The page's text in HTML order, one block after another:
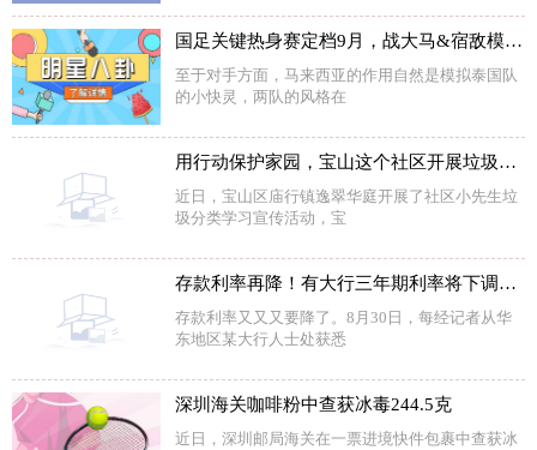
国足关键热身赛定档9月，战大马&宿敌模拟同组对手，大名单引争议
至于对手方面，马来西亚的作用自然是模拟泰国队
的小快灵，两队的风格在
用行动保护家园，宝山这个社区开展垃圾分类宣传活动
近日，宝山区庙行镇逸翠华庭开展了社区小先生垃
圾分类学习宣传活动，宝
存款利率再降！有大行三年期利率将下调20个基点 其他期限利率也将同步下调
存款利率又又又要降了。8月30日，每经记者从华
东地区某大行人士处获悉
深圳海关咖啡粉中查获冰毒244.5克
近日，深圳邮局海关在一票进境快件包裹中查获冰